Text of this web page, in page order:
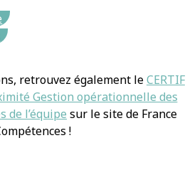
retrouvez également leCERTIF
Gestion opérationnelle des
de l’équipe sur le site de France
!